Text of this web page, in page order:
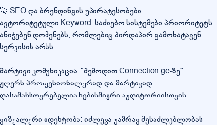
🚀 SEO და ბრენდინგის უპირატესობები:
ავტორიტეტული Keyword: საძიებო სისტემები პრიორიტეტს
ანიჭებენ დომენებს, რომლებიც პირდაპირ გამოხატავენ
სერვისის არსს.
მარტივი კომუნიკაცია: "შემოდით Connection.ge-ზე" —
ჟღერს პროფესიონალურად და მარტივად
დასამახსოვრებელია ნებისმიერი აუდიტორიისთვის.
ვიზუალური იდენტობა: იძლევა უამრავ შესაძლებლობას